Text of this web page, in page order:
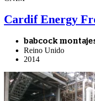
Cardif Energy
babcock
Reino Unido
2014